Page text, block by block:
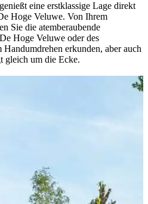
genießt eine erstklassige Lage direkt
Hoge Veluwe. Von Ihrem
Sie die atemberaubende
Hoge Veluwe oder des
erkunden, aber auch
gleich um die Ecke.